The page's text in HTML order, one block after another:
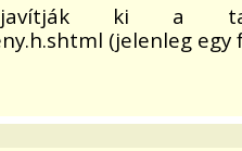
javítják ki a
(jelenleg egy